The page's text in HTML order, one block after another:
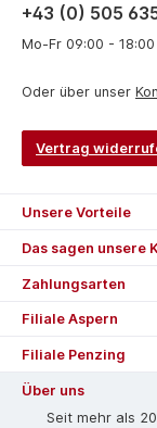
+43 (0) 505
Mo-Fr 09:00 -
Oder über unser
Vertrag
Unsere Vorteile
Das sagen unsere
Zahlungsarten
Filiale Aspern
Filiale Penzing
Über uns
Seit mehr als